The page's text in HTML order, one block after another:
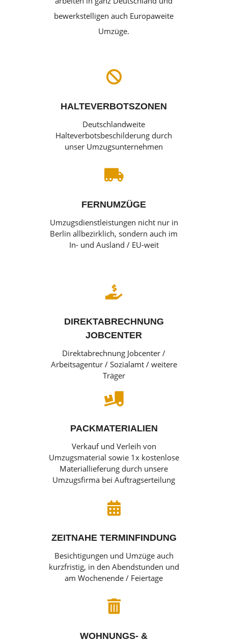
bewerkstelligen auch Europaweite
Umzüge.

HALTEVERBOTSZONEN
Deutschlandweite
Halteverbotsbeschilderung durch
unser Umzugsunternehmen

FERNUMZÜGE
Umzugsdienstleistungen nicht nur in
Berlin allbezirklich, sondern auch im
In- und Ausland / EU-weit

DIREKTABRECHNUNG
JOBCENTER
Direktabrechnung Jobcenter /
Arbeitsagentur / Sozialamt / weitere
Träger

PACKMATERIALIEN
Verkauf und Verleih von
Umzugsmaterial sowie 1x kostenlose
Materiallieferung durch unsere
Umzugsfirma bei Auftragserteilung

ZEITNAHE TERMINFINDUNG
Besichtigungen und Umzüge auch
kurzfristig, in den Abendstunden und
am Wochenende / Feiertage

WOHNUNGS- &